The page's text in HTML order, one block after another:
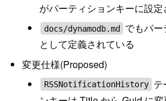
がパーティションキーに設定
docs/dynamodb.md でもパ
として定義されている
変更仕様(Proposed)
RSSNotificationHistory テ